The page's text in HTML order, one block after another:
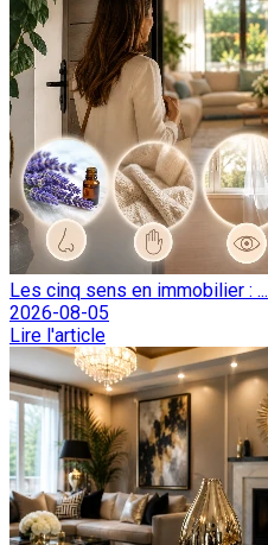
Les cinq sens en immobilier : ...
2026-08-05
Lire l'article